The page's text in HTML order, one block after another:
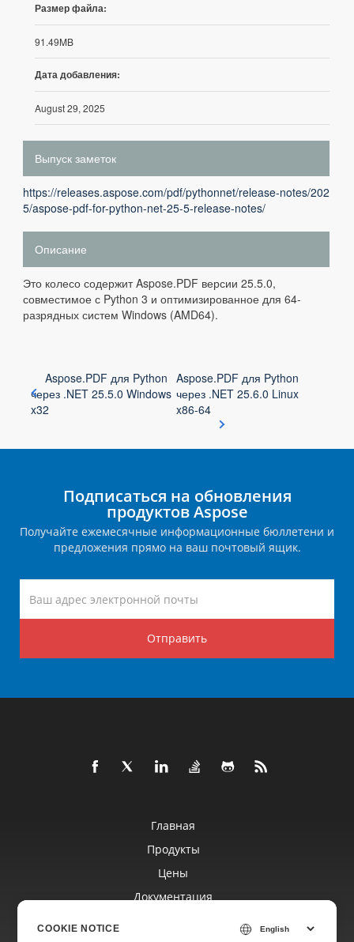
Размер файла:
91.49MB
Дата добавления:
August 29, 2025
Выпуск заметок
https://releases.aspose.com/pdf/pythonnet/release-notes/202
5/aspose-pdf-for-python-net-25-5-release-notes/
Описание
Это колесо содержит Aspose.PDF версии 25.5.0,
совместимое с Python 3 и оптимизированное для 64-
разрядных систем Windows (AMD64).
Aspose.PDF для Python
через .NET 25.5.0 Windows
x32
Aspose.PDF для Python
через .NET 25.6.0 Linux
x86-64
Подписаться на обновления
продуктов Aspose
Получайте ежемесячные информационные бюллетени и
предложения прямо на ваш почтовый ящик.
Отправить
Главная
Продукты
Цены
Документация
COOKIE NOTICE